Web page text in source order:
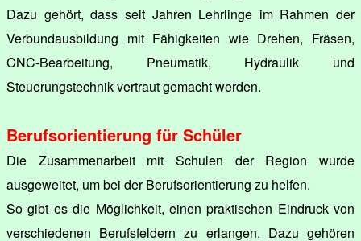
Dazu gehört, dass seit Jahren Lehrlinge im Rahmen der
Verbundausbildung mit Fähigkeiten wie Drehen, Fräsen,
CNC-Bearbeitung, Pneumatik, Hydraulik und
Steuerungstechnik vertraut gemacht werden.
Berufsorientierung für Schüler
Die Zusammenarbeit mit Schulen der Region wurde
ausgeweitet, um bei der Berufsorientierung zu helfen.
So gibt es die Möglichkeit, einen praktischen Eindruck von
verschiedenen Berufsfeldern zu erlangen. Dazu gehören